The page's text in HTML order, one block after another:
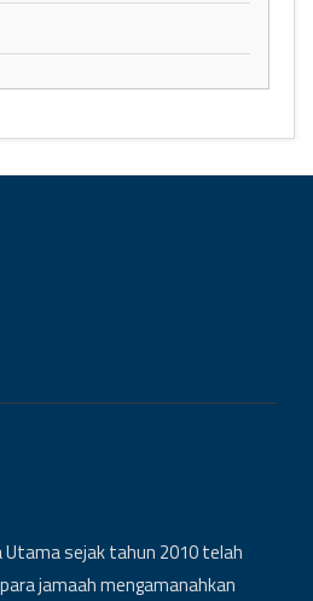
Utama sejak tahun 2010 telah
jamaah mengamanahkan